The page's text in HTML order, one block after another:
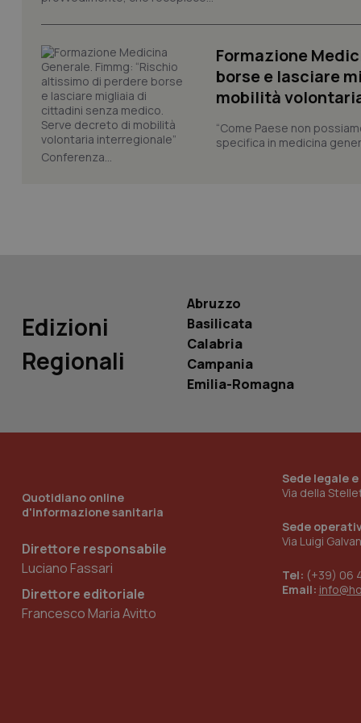
Formazione
borse e lasciare
mobilità
“Come Paese non
specifica in medicina
Conferenza...
Edizioni
Regionali
Abruzzo
Basilicata
Calabria
Campania
Emilia-Romagna
Quotidiano online
d'informazione sanitaria
Direttore responsabile
Luciano Fassari
Direttore editoriale
Francesco Maria Avitto
Sede legale
Via della
Sede
Via Luigi
Tel: (+39) 06
Email:
tracking-sites-
tracking-sites-
Nome
Nome
__Secure-YNID